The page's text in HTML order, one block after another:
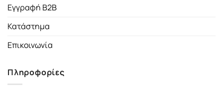
Εγγραφή B2B
Κατάστημα
Επικοινωνία
Πληροφορίες